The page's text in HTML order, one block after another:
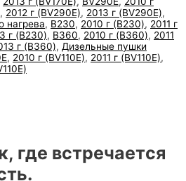
, 2012 г (BV290E), 2013 г (BV290E),
нагрева, B230, 2010 г (B230), 2011 г
г (B230), B360, 2010 г (B360), 2011
г (B360), Дизельные пушки
, 2010 г (BV110E), 2011 г (BV110E),
где встречается